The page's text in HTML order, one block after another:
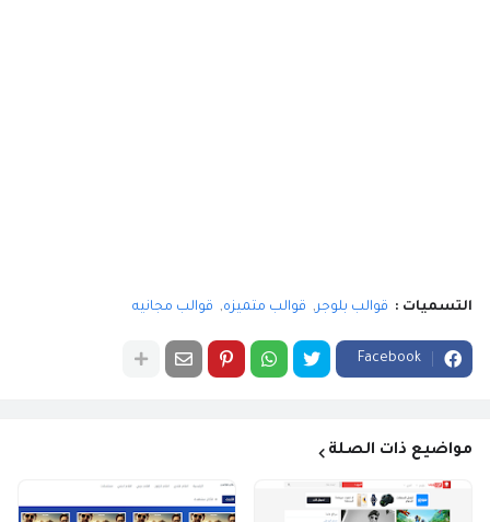
التسميات : قوالب بلوجر قوالب متميزه قوالب مجانيه
Facebook
مواضيع ذات الصلة